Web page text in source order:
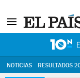
NOTICIAS RESULTADOS